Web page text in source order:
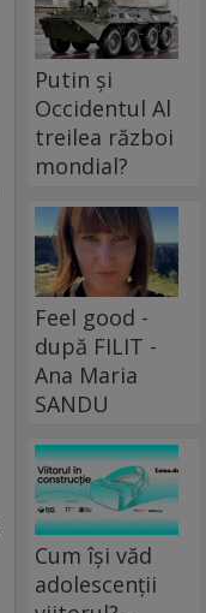
Putin și
Occidentul Al
treilea război
mondial?
Feel good -
după FILIT -
Ana Maria
SANDU
Cum își văd
adolescenții